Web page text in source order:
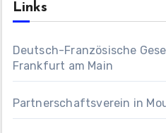
Links
Deutsch-Französische
Frankfurt am Main
Partnerschaftsverein in